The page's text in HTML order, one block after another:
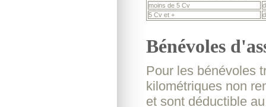
moins de 5 Cv
5 Cv et +
Bénévoles
Pour les bénévoles
kilométriques non
et sont déductible